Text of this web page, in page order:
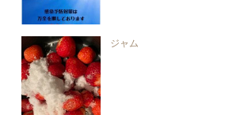
ジャム